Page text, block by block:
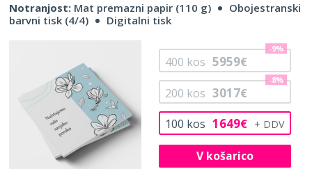
Notranjost: Mat premazni papir (110 g)
Obojestranski
barvni tisk (4/4)
Digitalni tisk
100 kos 1649€
200 kos 3017€
-8%
400 kos 5959€
-9%
V košarico